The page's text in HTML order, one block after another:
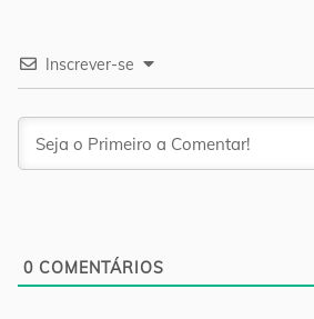
Inscrever-se
0 COMENTÁRIOS